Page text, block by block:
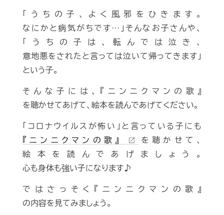
「うちの子、よく風邪をひきます。
なにかと病気がちです…」そんなお子さんや、
「うちの子は、転んでは泣き、
意地悪をされたと言っては泣いて帰ってきます」
という子。
そんな子には、『ニンニクマンの歌』
を聴かせてあげて、絵本を読んであげてください。
「コロナウイルスが怖い」と言っている子にも
『ニンニクマンの歌』
open_in_new
を聴かせて、
絵本を読んであげましょう。
心も身体も強い子になります♪
ではさっそく『ニンニクマンの歌』
の内容を見てみましょう。